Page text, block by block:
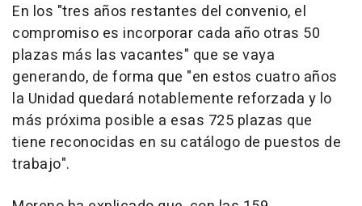
En los "tres años restantes del convenio, el
compromiso es incorporar cada año otras 50
plazas más las vacantes" que se vaya
generando, de forma que "en estos cuatro años
la Unidad quedará notablemente reforzada y lo
más próxima posible a esas 725 plazas que
tiene reconocidas en su catálogo de puestos de
trabajo".